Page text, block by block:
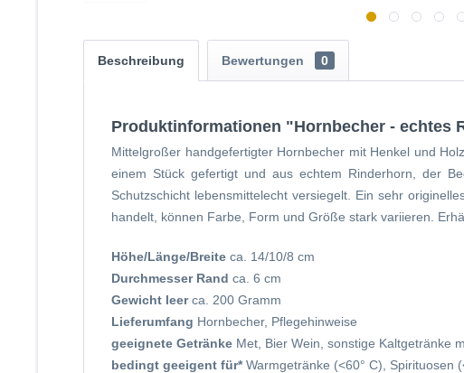
Beschreibung Bewertungen 0
Produktinformationen "Hornbecher - echtes
Mittelgroßer handgefertigter Hornbecher mit Henkel und
einem Stück gefertigt und aus echtem Rinderhorn, der
Schutzschicht lebensmittelecht versiegelt. Ein sehr
handelt, können Farbe, Form und Größe stark variieren.
Höhe/Länge/Breite ca. 14/10/8 cm
Durchmesser Rand ca. 6 cm
Gewicht leerca. 200 Gramm
Lieferumfang Hornbecher, Pflegehinweise
geeignete Getränke Met, Bier Wein, sonstige Kaltgetränke
bedingt geeigent für*Warmgetränke (<60° C), Spirituosen